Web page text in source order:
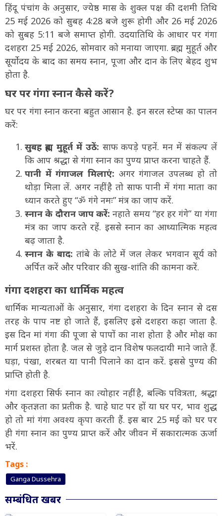
हिंदू पंचांग के अनुसार, ज्येष्ठ मास के शुक्ल पक्ष की दशमी तिथि
25 मई 2026 को सुबह 4:28 बजे शुरू होगी और 26 मई 2026
को सुबह 5:11 बजे समाप्त होगी. उदयातिथि के आधार पर गंगा
दशहरा 25 मई 2026, सोमवार को मनाया जाएगा. ब्रह्म मुहूर्त और
सूर्योदय के बाद का समय स्नान, पूजा और दान के लिए बेहद शुभ
होता है.
घर पर गंगा स्नान कैसे करें?
घर पर गंगा स्नान करना बहुत आसान है. इन सरल स्टेप्स का पालन
करें:
सुबह ब्रह्म मुहूर्त में उठें: साफ कपड़े पहनें. मन में संकल्प लें
कि आप श्रद्धा से गंगा स्नान का पुण्य प्राप्त करना चाहते हैं.
पानी में गंगाजल मिलाएं: अगर गंगाजल उपलब्ध हो तो
थोड़ा मिला लें. अगर नहीं है तो साफ पानी में गंगा माता का
ध्यान करते हुए “ॐ गंगे नमः” मंत्र का जाप करें.
स्नान के दौरान जाप करें: नहाते समय “हर हर गंगे” या गंगा
मंत्र का जाप करते रहें. इससे स्नान का आध्यात्मिक महत्व
बढ़ जाता है.
स्नान के बाद: तांबे के लोटे में जल लेकर भगवान सूर्य को
अर्पित करें और परिवार की सुख-शांति की कामना करें.
गंगा दशहरा का धार्मिक महत्व
धार्मिक मान्यताओं के अनुसार, गंगा दशहरा के दिन स्नान से दस
तरह के पाप नष्ट हो जाते हैं, इसलिए इसे दशहरा कहा जाता है.
इस दिन मां गंगा की पूजा से पापों का नाश होता है और मोक्ष का
मार्ग प्रशस्त होता है. जल से जुड़े दान विशेष फलदायी माने जाते हैं.
घड़ा, पंखा, शरबत या पानी पिलाने का दान करें. इससे पुण्य की
प्राप्ति होती है.
गंगा दशहरा सिर्फ स्नान का त्योहार नहीं है, बल्कि पवित्रता, श्रद्धा
और कृतज्ञता का प्रतीक है. चाहे घाट पर हों या घर पर, भाव शुद्ध
हो तो मां गंगा अवश्य कृपा करती हैं. इस बार 25 मई को घर पर
ही गंगा स्नान का पुण्य प्राप्त करें और जीवन में सकारात्मक ऊर्जा
भरें.
Tags :
Ganga Dussehra
सम्बंधित खबर